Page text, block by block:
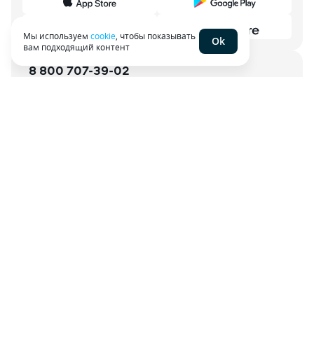
8 800 707-39-02
Мы используем cookie , чтобы показывать
вам подходящий контент
Ok